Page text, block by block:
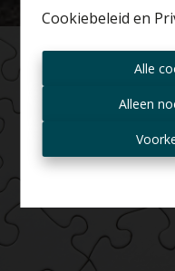
Cookiebeleid en
Alle
Alleen
Altijd